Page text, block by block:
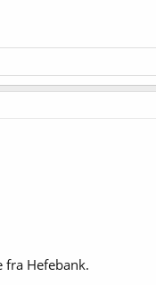
fra Hefebank.